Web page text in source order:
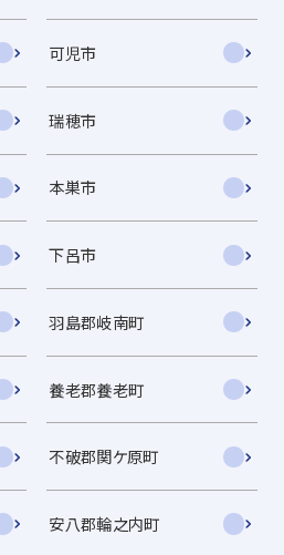
可児市
瑞穂市
本巣市
下呂市
羽島郡岐南町
養老郡養老町
不破郡関ケ原町
安八郡輪之内町